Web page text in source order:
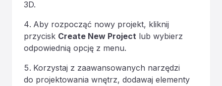
3D.
Aby rozpocząć nowy projekt, kliknij
przycisk Create New Project lub wybierz
odpowiednią opcję z menu.
Korzystaj z zaawansowanych narzędzi
do projektowania wnętrz, dodawaj elementy